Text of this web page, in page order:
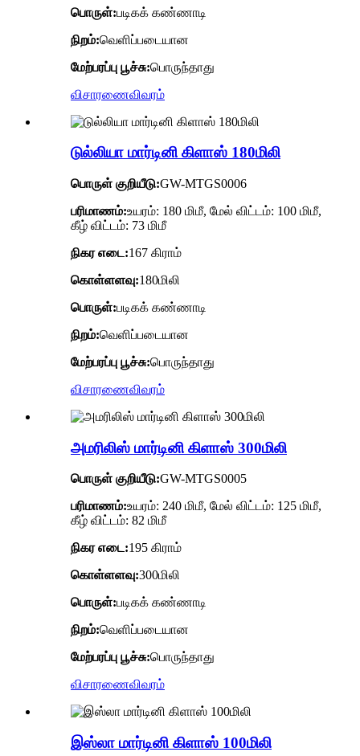
பொருள்:படிகக் கண்ணாடி
நிறம்:வெளிப்படையான
மேற்பரப்பு பூச்சு:பொருந்தாது
விசாரணைவிவரம்
டுல்லியா மார்டினி கிளாஸ் 180மிலி
பொருள் குறியீடு:GW-MTGS0006
பரிமாணம்:உயரம்: 180 மிமீ, மேல் விட்டம்: 100 மிமீ,
கீழ் விட்டம்: 73 மிமீ
நிகர எடை:167 கிராம்
கொள்ளளவு:180மிலி
பொருள்:படிகக் கண்ணாடி
நிறம்:வெளிப்படையான
மேற்பரப்பு பூச்சு:பொருந்தாது
விசாரணைவிவரம்
அமரிலிஸ் மார்டினி கிளாஸ் 300மிலி
பொருள் குறியீடு:GW-MTGS0005
பரிமாணம்:உயரம்: 240 மிமீ, மேல் விட்டம்: 125 மிமீ,
கீழ் விட்டம்: 82 மிமீ
நிகர எடை:195 கிராம்
கொள்ளளவு:300மிலி
பொருள்:படிகக் கண்ணாடி
நிறம்:வெளிப்படையான
மேற்பரப்பு பூச்சு:பொருந்தாது
விசாரணைவிவரம்
இஸ்லா மார்டினி கிளாஸ் 100மிலி